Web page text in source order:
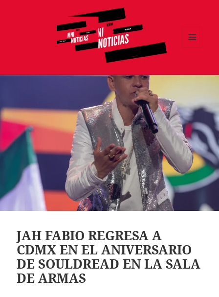
JAH FABIO REGRESA A
CDMX EN EL ANIVERSARIO
DE SOULDREAD EN LA SALA
DE ARMAS